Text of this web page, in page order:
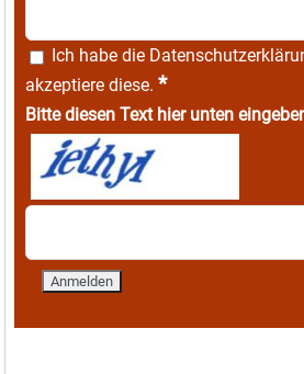
Ich habe die
akzeptiere diese. *
Bitte diesen Text hier unten